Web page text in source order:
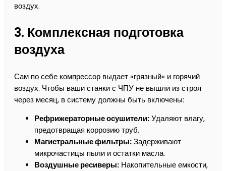
воздух.
3. Комплексная подготовка
воздуха
Сам по себе компрессор выдает «грязный» и горячий
воздух. Чтобы ваши станки с ЧПУ не вышли из строя
через месяц, в систему должны быть включены:
Рефрижераторные осушители: Удаляют влагу,
предотвращая коррозию труб.
Магистральные фильтры: Задерживают
микрочастицы пыли и остатки масла.
Воздушные ресиверы: Накопительные емкости,